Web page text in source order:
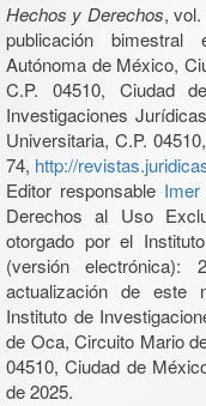
Hechos y Derechos,
publicación
Autónoma de México,
C.P. 04510, Ciudad
Investigaciones
Universitaria, C.P.
74, http://
Editor responsable
Derechos al Uso
otorgado por el
(versión electrónica):
actualización de este
Instituto de
de Oca, Circuito Mario
04510, Ciudad de
de 2025.